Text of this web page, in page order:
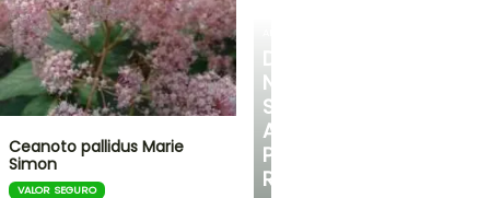
DESCUBRE
NUESTRA
SELECCIÓN
A
PRECIOS
REDUCIDOS
Ceanoto pallidus Marie
Simon
VALOR SEGURO